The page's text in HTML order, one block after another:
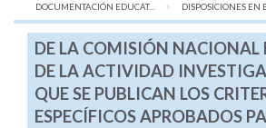
DOCUMENTACIÓN EDUCAT...
AQUÍ:
DISPOSICIONES EN
DE LA COMISIÓN NACIONAL
DE LA ACTIVIDAD
QUE SE PUBLICAN LOS
ESPECÍFICOS APROBADOS